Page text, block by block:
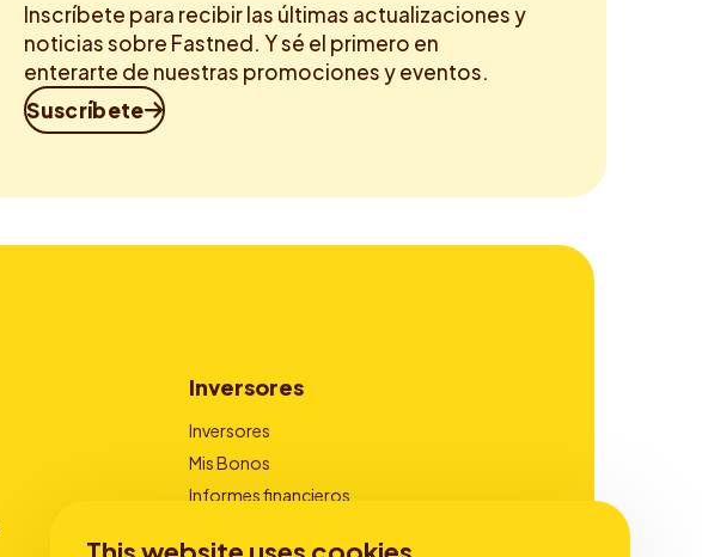
Inscríbete para recibir las últimas actualizaciones y
noticias sobre Fastned. Y sé el primero en
enterarte de nuestras promociones y eventos.
Suscríbete
Inversores
Inversores
Mis Bonos
Informes financieros